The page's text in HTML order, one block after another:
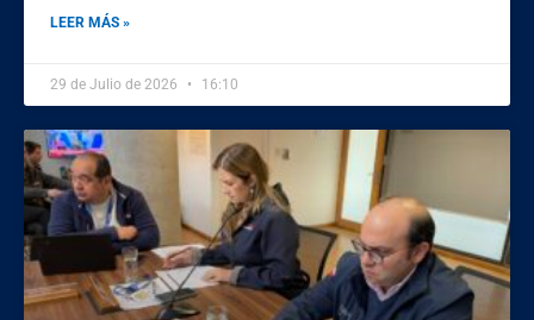
LEER MÁS »
29 de Julio de 2026 16:10